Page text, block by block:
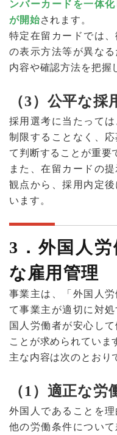
ンバーカードを一体
が開始されます。
特定在留カードでは
の表示方法等が異な
内容や確認方法を把握
（3）公平な採
採用選考に当たって
制限することなく、
て判断することが重要
また、在留カードの
観点から、採用内定
います。
3 ．外国人
な雇用管理
事業主は、「外国人
て事業主が適切に対
国人労働者が安心し
ことが求められていま
主な内容は次のとおり
（1）適正な
外国人であることを
他の労働条件につい